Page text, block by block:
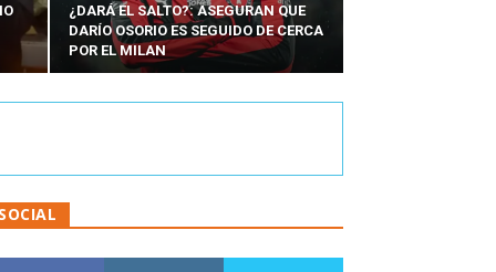
¿DARÁ EL SALTO?: ASEGURAN QUE
DARÍO OSORIO ES SEGUIDO DE CERCA
POR EL MILAN